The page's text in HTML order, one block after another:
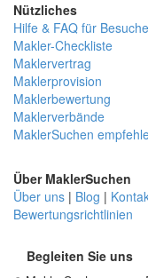
Nützliches
Hilfe & FAQ für
Makler-Checkliste
Maklervertrag
Maklerprovision
Maklerbewertung
Maklerverbände
MaklerSuchen
Über MaklerSuchen
Über uns | Blog |
Bewertungsrichtlinien
Begleiten Sie uns